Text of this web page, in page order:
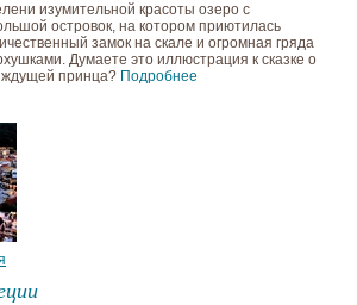
изумительной красоты озеро с
островок, на котором приютилась
замок на скале и огромная гряда
Думаете это иллюстрация к сказке о
ждущей принца? Подробнее